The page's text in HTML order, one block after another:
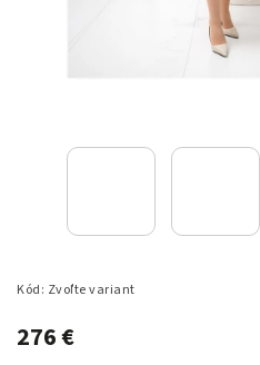
Kód: Zvoľte variant
276 €